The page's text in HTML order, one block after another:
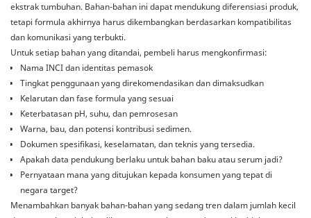
ekstrak tumbuhan. Bahan-bahan ini dapat mendukung diferensiasi produk,
tetapi formula akhirnya harus dikembangkan berdasarkan kompatibilitas
dan komunikasi yang terbukti.
Untuk setiap bahan yang ditandai, pembeli harus mengkonfirmasi:
Nama INCI dan identitas pemasok
Tingkat penggunaan yang direkomendasikan dan dimaksudkan
Kelarutan dan fase formula yang sesuai
Keterbatasan pH, suhu, dan pemrosesan
Warna, bau, dan potensi kontribusi sedimen.
Dokumen spesifikasi, keselamatan, dan teknis yang tersedia.
Apakah data pendukung berlaku untuk bahan baku atau serum jadi?
Pernyataan mana yang ditujukan kepada konsumen yang tepat di
negara target?
Menambahkan banyak bahan-bahan yang sedang tren dalam jumlah kecil